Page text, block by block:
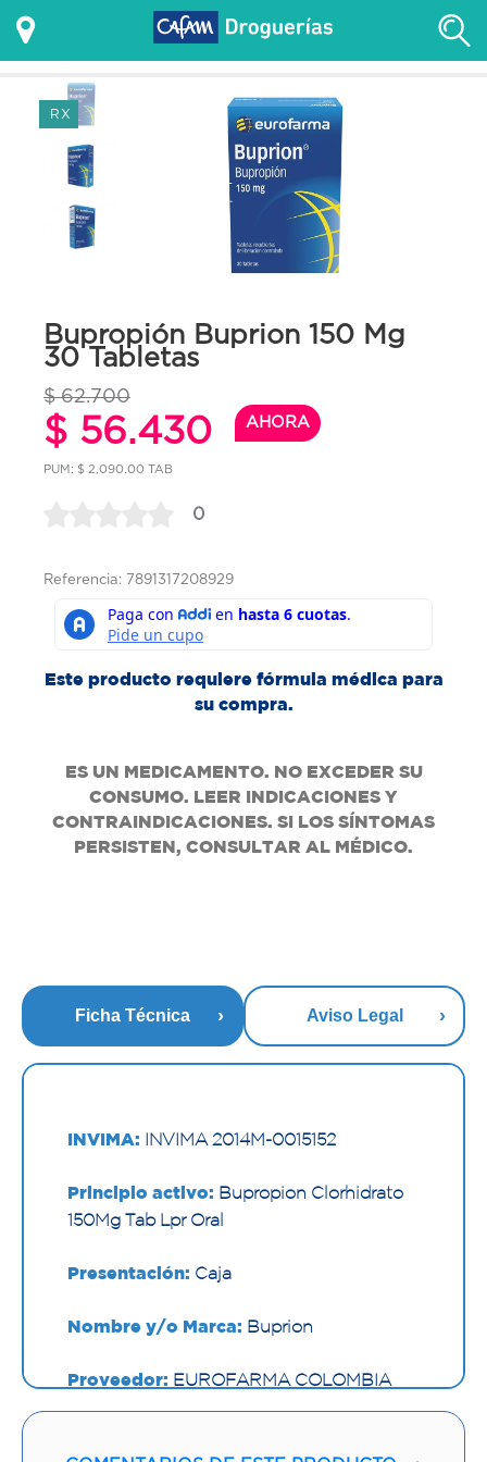
RX
Bupropión Buprion 150 Mg
30 Tabletas
$ 62.700
$ 56.430 AHORA
PUM: $ 2,090.00 TAB
0
Referencia: 7891317208929
Este producto requiere fórmula médica para
su compra.
ES UN MEDICAMENTO. NO EXCEDER SU
CONSUMO. LEER INDICACIONES Y
CONTRAINDICACIONES. SI LOS SÍNTOMAS
PERSISTEN, CONSULTAR AL MÉDICO.
Ficha Técnica Aviso Legal
INVIMA: INVIMA 2014M-0015152
Principio activo: Bupropion Clorhidrato
150Mg Tab Lpr Oral
Presentación: Caja
Nombre y/o Marca: Buprion
Proveedor: EUROFARMA COLOMBIA
SAS